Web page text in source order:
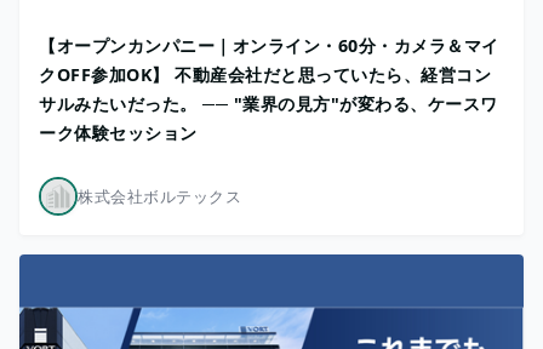
【オープンカンパニー｜オンライン・60分・カメラ＆マイ
クOFF参加OK】 不動産会社だと思っていたら、経営コン
サルみたいだった。 ── "業界の見方"が変わる、ケースワ
ーク体験セッション
株式会社ボルテックス